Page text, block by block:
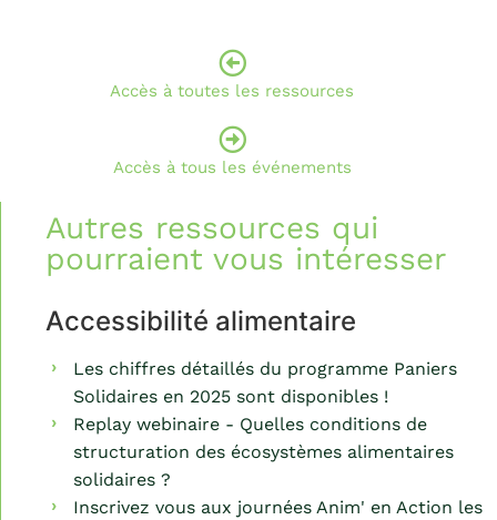
Accès à toutes les ressources
Accès à tous les événements
Autres ressources qui
pourraient vous intéresser
Accessibilité alimentaire
Les chiffres détaillés du programme Paniers
Solidaires en 2025 sont disponibles !
Replay webinaire - Quelles conditions de
structuration des écosystèmes alimentaires
solidaires ?
Inscrivez vous aux journées Anim' en Action les